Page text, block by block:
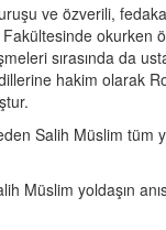
ve özverili,
Fakültesinde
sırasında da
hakim olarak
Salih Müslim tüm
yoldaşın